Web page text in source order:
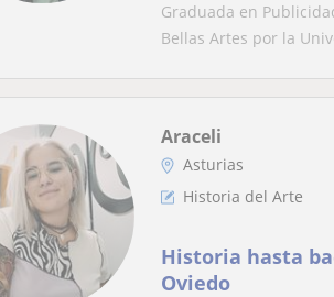
Graduada en
Bellas Artes por la
Araceli
Asturias
Historia del Arte
Historia hasta
Oviedo